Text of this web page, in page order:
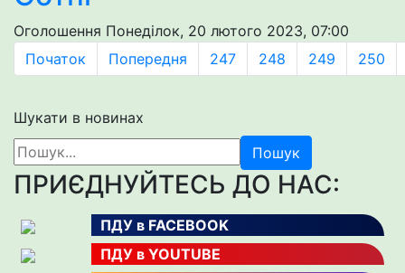
Оголошення Понеділок, 20 лютого 2023, 07:00
Початок
Попередня 247 248 249 250
Шукати в новинах
Пошук
ПРИЄДНУЙТЕСЬ ДО НАС:
ПДУ в FACEBOOK
ПДУ в YOUTUBE